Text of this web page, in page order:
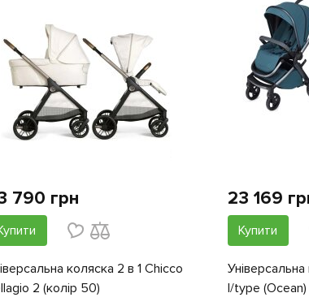
790 грн
коляска 2 в 1 Chicco
2 (колір 50)
23 169
Купити
l/type (Ocean)